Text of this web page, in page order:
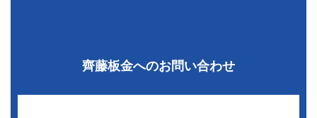
齊藤板金へのお問い合わせ